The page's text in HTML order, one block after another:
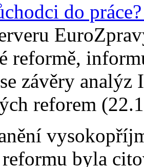
do
reformě,
závěry
reforem
byla